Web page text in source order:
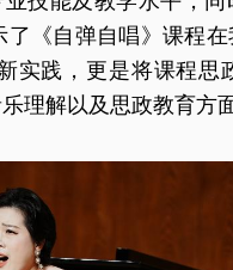
《自弹自唱》课程
实践，更是将课程思
理解以及思政教育方